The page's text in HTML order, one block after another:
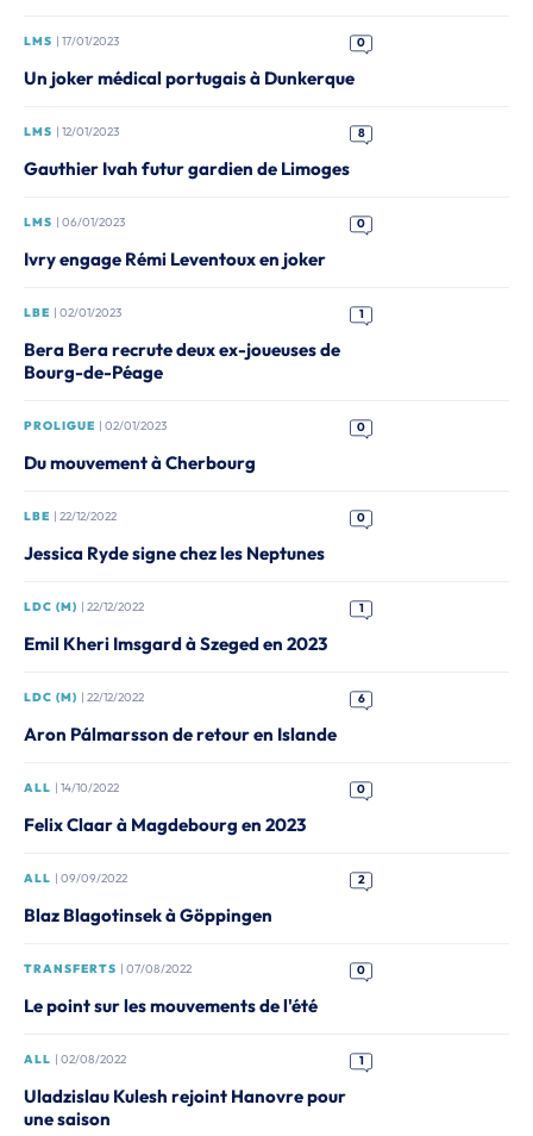
LMS | 17/01/2023 0
Un joker médical portugais à Dunkerque
LMS | 12/01/2023 8
Gauthier Ivah futur gardien de Limoges
LMS | 06/01/2023 0
Ivry engage Rémi Leventoux en joker
LBE | 02/01/2023 1
Bera Bera recrute deux ex-joueuses de
Bourg-de-Péage
PROLIGUE | 02/01/2023 0
Du mouvement à Cherbourg
LBE | 22/12/2022 0
Jessica Ryde signe chez les Neptunes
LDC (M) | 22/12/2022 1
Emil Kheri Imsgard à Szeged en 2023
LDC (M) | 22/12/2022 6
Aron Pálmarsson de retour en Islande
ALL | 14/10/2022 0
Felix Claar à Magdebourg en 2023
ALL | 09/09/2022 2
Blaz Blagotinsek à Göppingen
TRANSFERTS | 07/08/2022 0
Le point sur les mouvements de l'été
ALL | 02/08/2022 1
Uladzislau Kulesh rejoint Hanovre pour
une saison